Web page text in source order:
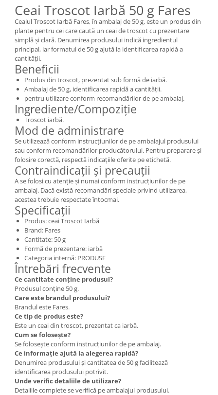
Ceai Troscot Iarbă 50 g Fares
Ceaiul Troscot Iarbă Fares, în ambalaj de 50 g, este un produs din
plante pentru cei care caută un ceai de troscot cu prezentare
simplă și clară. Denumirea produsului indică ingredientul
principal, iar formatul de 50 g ajută la identificarea rapidă a
cantității.
Beneficii
Produs din troscot, prezentat sub formă de iarbă.
Ambalaj de 50 g, identificarea rapidă a cantității.
pentru utilizare conform recomandărilor de pe ambalaj.
Ingrediente/Compoziție
Troscot iarbă.
Mod de administrare
Se utilizează conform instrucțiunilor de pe ambalajul produsului
sau conform recomandărilor producătorului. Pentru preparare și
folosire corectă, respectă indicațiile oferite pe etichetă.
Contraindicații și precauții
A se folosi cu atenție și numai conform instrucțiunilor de pe
ambalaj. Dacă există recomandări speciale privind utilizarea,
acestea trebuie respectate întocmai.
Specificații
Produs: ceai Troscot Iarbă
Brand: Fares
Cantitate: 50 g
Formă de prezentare: iarbă
Categoria internă: PRODUSE
Întrebări frecvente
Ce cantitate conține produsul?
Produsul conține 50 g.
Care este brandul produsului?
Brandul este Fares.
Ce tip de produs este?
Este un ceai din troscot, prezentat ca iarbă.
Cum se folosește?
Se folosește conform instrucțiunilor de pe ambalaj.
Ce informație ajută la alegerea rapidă?
Denumirea produsului și cantitatea de 50 g facilitează
identificarea produsului potrivit.
Unde verific detaliile de utilizare?
Detaliile complete se verifică pe ambalajul produsului.